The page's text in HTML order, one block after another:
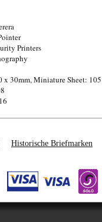
Printers
x 30mm, Miniature Sheet:
Historische Briefmarken